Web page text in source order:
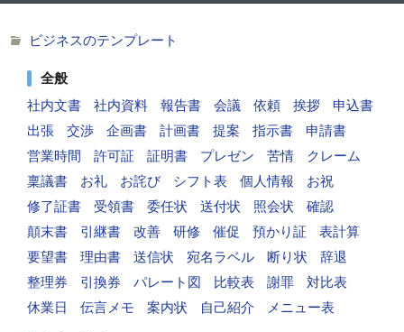
ビジネスのテンプレート
全般
社内文書
社内資料 報告書 会議 依頼 挨拶
申込書
出張
交渉 企画書 計画書 提案 指示書
申請書
営業時間
許可証 証明書 プレゼン 苦情
クレーム
稟議書
お礼 お詫び シフト表 個人情報
お祝
修了証書
受領書 委任状 送付状 照会状
確認
顛末書
引継書 改善 研修 催促 預かり証
表計算
要望書
理由書 送信状 宛名ラベル 断り状
辞退
整理券
引換券 パレート図 比較表 謝罪
対比表
休業日
伝言メモ 案内状 自己紹介 メニュー表